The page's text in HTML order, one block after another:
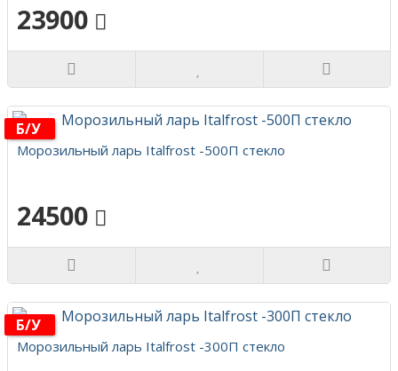
23900
Б/у
Морозильный ларь Italfrost -500П стекло
24500
Б/у
Морозильный ларь Italfrost -300П стекло